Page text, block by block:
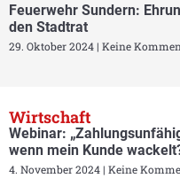
Feuerwehr Sundern:
den Stadtrat
29. Oktober 2024 Keine
Wirtschaft
Webinar:
wenn mein Kunde
4. November 2024 Keine